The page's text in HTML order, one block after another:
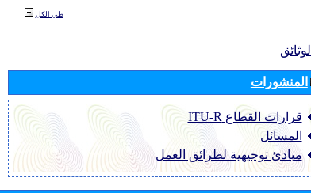
طي الكل
الوثائق
المنشورات
قرارات القطاع ‏ITU-R
المسائل
مبادئ توجيهية لطرائق العمل